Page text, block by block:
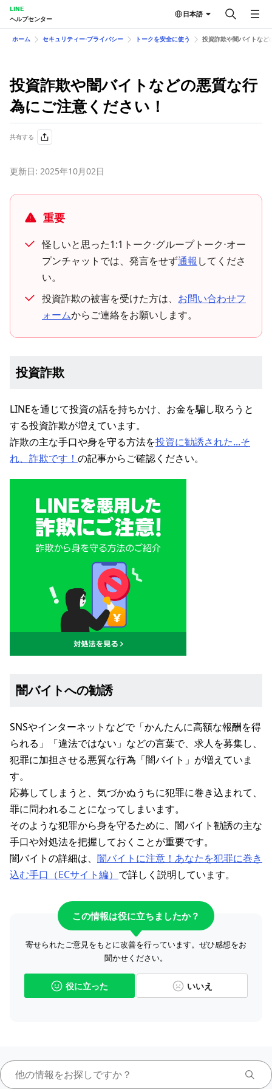
LINE
ヘルプセンター
日本語
ホーム セキュリティー⋅プライバシー トークを安全に使う 投資詐欺や闇バイトなど
投資詐欺や闇バイトなどの悪質な行
為にご注意ください！
共有する
更新日: 2025年10月02日
重要
怪しいと思った1:1トーク⋅グループトーク⋅オー
プンチャットでは、発言をせず通報 してくださ
い。
投資詐欺の被害を受けた方は、 お問い合わせフ
ォームからご連絡をお願いします。
投資詐欺
LINEを通じて投資の話を持ちかけ、お金を騙し取ろうと
する投資詐欺が増えています。
詐欺の主な手口や身を守る方法を投資に勧誘された...そ
れ、詐欺です！ の記事からご確認ください。
闇バイトへの勧誘
SNSやインターネットなどで「かんたんに高額な報酬を得
られる」「違法ではない」などの言葉で、求人を募集し、
犯罪に加担させる悪質な行為「闇バイト」が増えていま
す。
応募してしまうと、気づかぬうちに犯罪に巻き込まれて、
罪に問われることになってしまいます。
そのような犯罪から身を守るために、闇バイト勧誘の主な
手口や対処法を把握しておくことが重要です。
闇バイトの詳細は、 闇バイトに注意！あなたを犯罪に巻き
込む手口（ECサイト編） で詳しく説明しています。
この情報は役に立ちましたか？
寄せられたご意見をもとに改善を行っています。ぜひ感想をお
聞かせください。
役に立った いいえ